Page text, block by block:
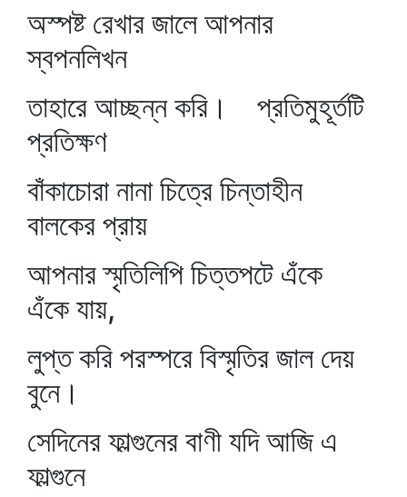
অস্পষ্ট রেখার জালে আপনার
স্বপনলিখন
তাহারে আচ্ছন্ন করি। প্রতিমুহূর্তটি
প্রতিক্ষণ
বাঁকাচোরা নানা চিত্রে চিন্তাহীন
বালকের প্রায়
আপনার স্মৃতিলিপি চিত্তপটে এঁকে
এঁকে যায়,
লুপ্ত করি পরস্পরে বিস্মৃতির জাল দেয়
বুনে।
সেদিনের ফাল্গুনের বাণী যদি আজি এ
ফাল্গুনে